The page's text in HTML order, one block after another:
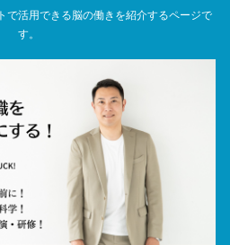
で活用できる脳の働きを紹介するページで
す。